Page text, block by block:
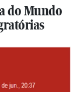
do Mundo